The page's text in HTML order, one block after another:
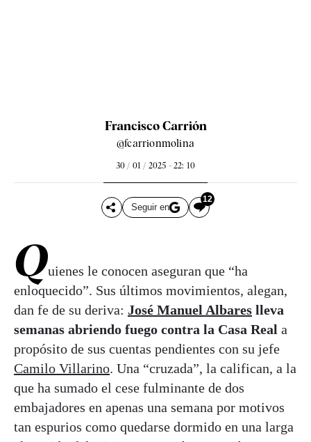
Francisco Carrión
@fcarrionmolina
30 / 01 / 2025 - 22: 10
Seguir en
12
Quienes le conocen aseguran que “ha
enloquecido”. Sus últimos movimientos, alegan,
dan fe de su deriva: José Manuel Albares lleva
semanas abriendo fuego contra la Casa Real a
propósito de sus cuentas pendientes con su jefe
Camilo Villarino. Una “cruzada”, la califican, a la
que ha sumado el cese fulminante de dos
embajadores en apenas una semana por motivos
tan espurios como quedarse dormido en una larga